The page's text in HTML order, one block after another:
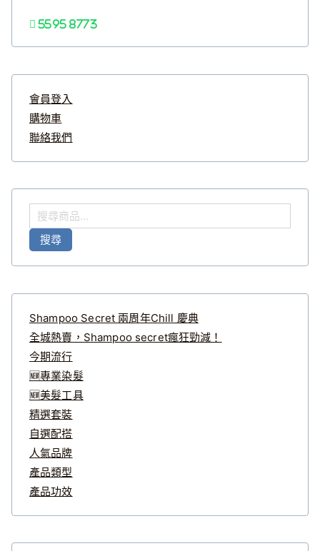
5595 8773
會員登入
購物車
聯絡我們
搜
尋
搜尋
Shampoo Secret 兩周年Chill 慶典
全城熱賣，Shampoo secret瘋狂勁減！
今期流行
🆕專業染髮
🆕美髮工具
精選套裝
自選配搭
人氣品牌
產品類型
產品功效